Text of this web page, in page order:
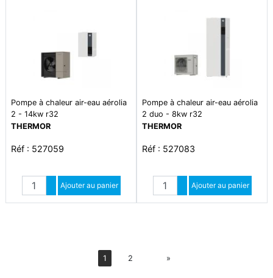
Pompe à chaleur air-eau aérolia
2 - 14kw r32
THERMOR
Réf : 527059
Quantité
Augmenter quantité
Diminuer quantité
Ajouter au panier
Pompe à chaleur air-eau aérolia
2 duo - 8kw r32
THERMOR
Réf : 527083
Quantité
Augmenter quantité
Diminuer quantité
Ajouter au panier
1 2 »Suiv